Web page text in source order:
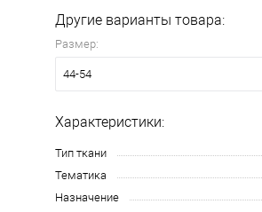
Другие варианты товара:
Размер:
44-54
Характеристики:
Тип ткани
Тематика
Назначение